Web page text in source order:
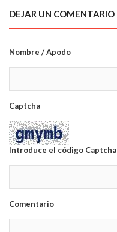
DEJAR UN COMENTARIO
Nombre / Apodo
Captcha
Introduce el código Captcha
Comentario